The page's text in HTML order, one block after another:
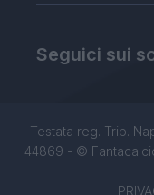
Seguici sui
Testata reg. Trib.
44869 - ©